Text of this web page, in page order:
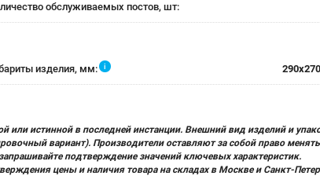
обслуживаемых постов, шт:
изделия, мм: i
или истинной в последней инстанции. Внешний вид изделий и
вариант). Производители оставляют за собой право менять
подтверждение значений ключевых характеристик.
цены и наличия товара на складах в Москве и Санкт-